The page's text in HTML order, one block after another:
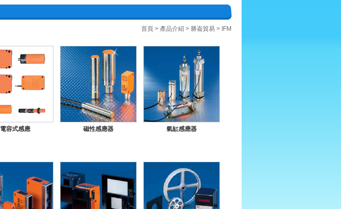
首頁 > 產品介紹 > 勝崙貿易 > IFM
電容式感應 磁性感應器 氣缸感應器